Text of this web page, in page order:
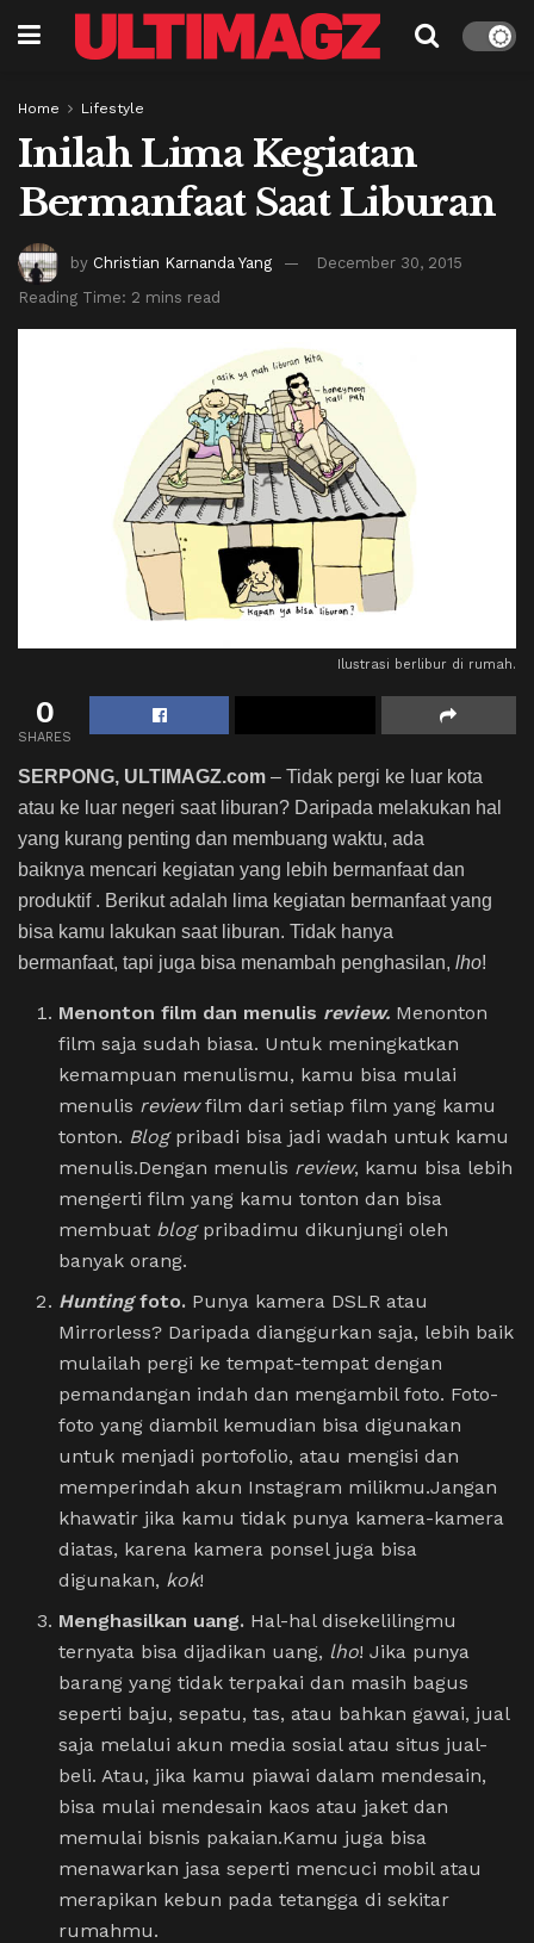
Home Lifestyle
Inilah Lima Kegiatan
Bermanfaat Saat Liburan
by Christian Karnanda Yang
December 30, 2015
Reading Time: 2 mins read
Ilustrasi berlibur di rumah.
0
SHARES
SERPONG, ULTIMAGZ.com – Tidak pergi ke luar kota
atau ke luar negeri saat liburan? Daripada melakukan hal
yang kurang penting dan membuang waktu, ada
baiknya mencari kegiatan yang lebih bermanfaat dan
produktif . Berikut adalah lima kegiatan bermanfaat yang
bisa kamu lakukan saat liburan. Tidak hanya
bermanfaat, tapi juga bisa menambah penghasilan, lho!
Menonton film dan menulis review. Menonton
film saja sudah biasa. Untuk meningkatkan
kemampuan menulismu, kamu bisa mulai
menulis reviewfilm dari setiap film yang kamu
tonton. Blogpribadi bisa jadi wadah untuk kamu
menulis.Dengan menulis review, kamu bisa lebih
mengerti film yang kamu tonton dan bisa
membuat blogpribadimu dikunjungi oleh
banyak orang.
Huntingfoto. Punya kamera DSLR atau
Mirrorless? Daripada dianggurkan saja, lebih baik
mulailah pergi ke tempat-tempat dengan
pemandangan indah dan mengambil foto. Foto-
foto yang diambil kemudian bisa digunakan
untuk menjadi portofolio, atau mengisi dan
memperindah akun Instagram milikmu.Jangan
khawatir jika kamu tidak punya kamera-kamera
diatas, karena kamera ponsel juga bisa
digunakan, kok!
Menghasilkan uang. Hal-hal disekelilingmu
ternyata bisa dijadikan uang, lho! Jika punya
barang yang tidak terpakai dan masih bagus
seperti baju, sepatu, tas, atau bahkan gawai, jual
saja melalui akun media sosial atau situs jual-
beli. Atau, jika kamu piawai dalam mendesain,
bisa mulai mendesain kaos atau jaket dan
memulai bisnis pakaian.Kamu juga bisa
menawarkan jasa seperti mencuci mobil atau
merapikan kebun pada tetangga di sekitar
rumahmu.